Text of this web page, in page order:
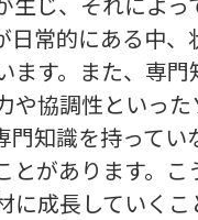
常的にある中
す。また、専
や協調性といっ
知識を持ってい
があります。
成長していく